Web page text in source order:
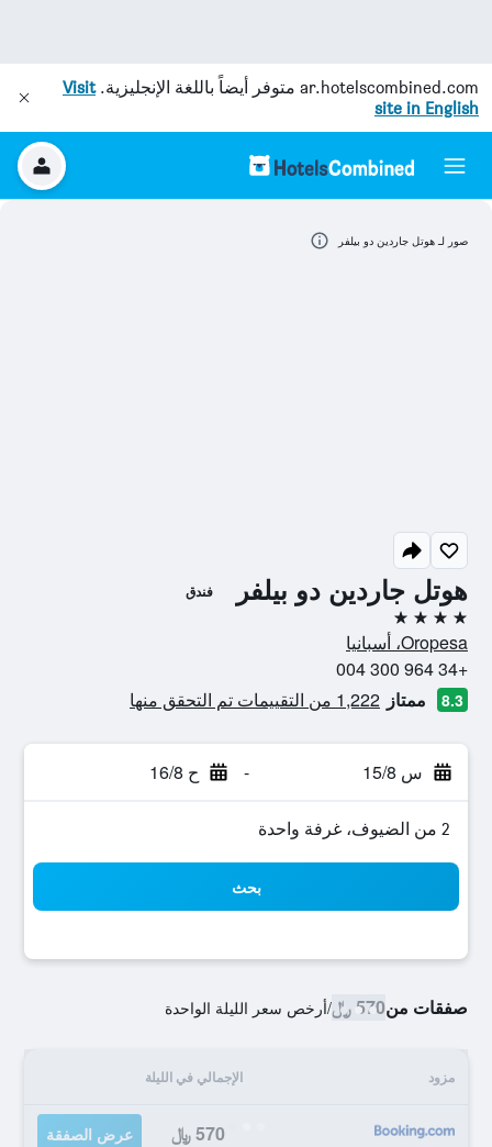
ar.hotelscombined.com متوفر أيضاً باللغة الإنجليزية.Visit
site in English
هوتل جاردين دو بيلفر فندق
4 نجوم
Oropesa، أسبانيا
+34 964 300 004
8.3 ممتاز 1,222 من التقييمات تم التحقق منها
س 15/8 - ح 16/8
2 من الضيوف، غرفة واحدة
بحث
صفقات من570 ﷼ /أرخص سعر الليلة الواحدة
مزود الإجمالي في الليلة
570 ﷼ عرض الصفقة
صور لـ هوتل جاردين دو بيلفر